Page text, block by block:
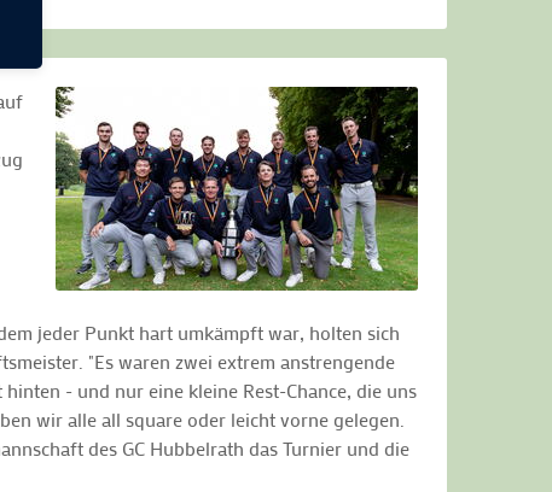
jeder Punkt hart umkämpft war, holten sich
"Es waren zwei extrem anstrengende
- und nur eine kleine Rest-Chance, die uns
wir alle all square oder leicht vorne gelegen.
des GC Hubbelrath das Turnier und die